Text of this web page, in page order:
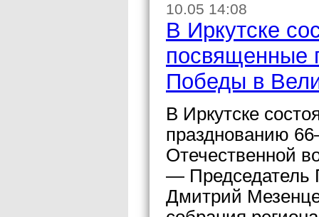
10.05 14:08
В Иркутске
посвященные
Победы в
В Иркутске
празднованию
Отечественной
— Председатель
Дмитрий